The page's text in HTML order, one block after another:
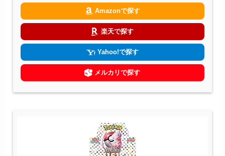
Amazonで探す
楽天で探す
Yahoo!で探す
メルカリで探す